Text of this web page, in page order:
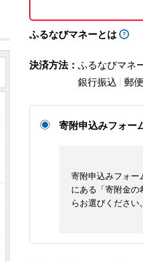
ふるなびマネーとは
決済方法： ふるなびマネ
銀行振込
郵
寄附申込みフォー
寄附申込みフォー
にある「寄附金の
らお選びください。